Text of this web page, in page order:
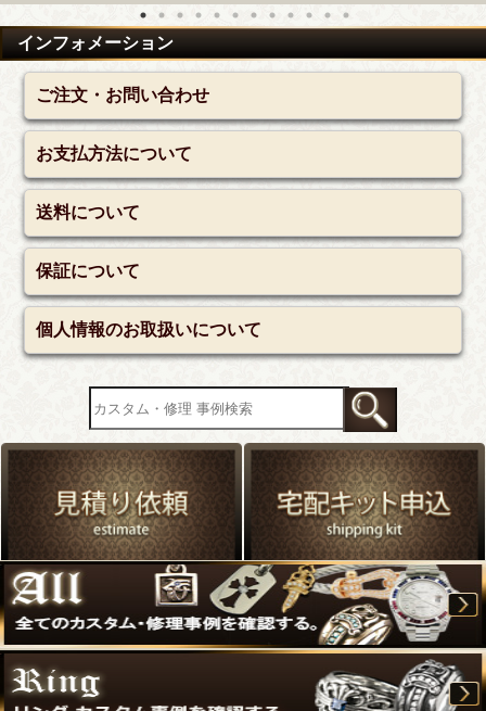
インフォメーション
ご注文・お問い合わせ
お支払方法について
送料について
保証について
個人情報のお取扱いについて